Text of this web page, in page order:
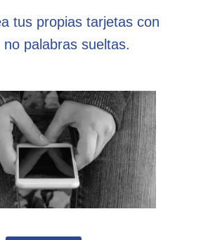
tus propias tarjetas con
palabras sueltas.